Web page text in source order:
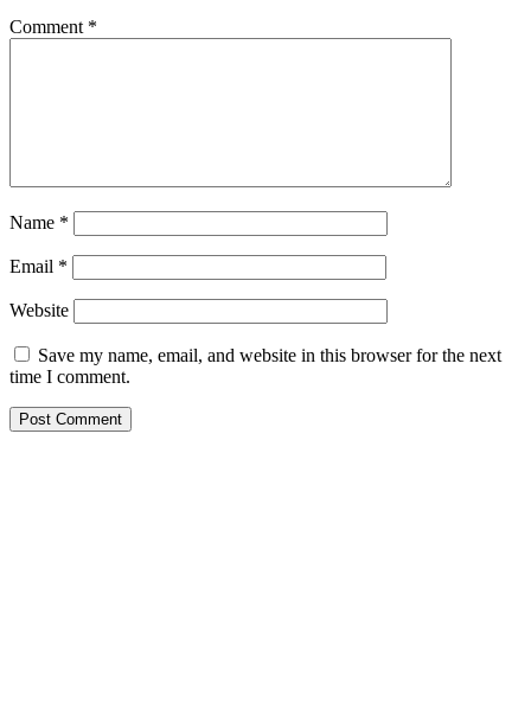
Comment *
Name *
Email *
Website
Save my name, email, and website in this browser for the next
time I comment.